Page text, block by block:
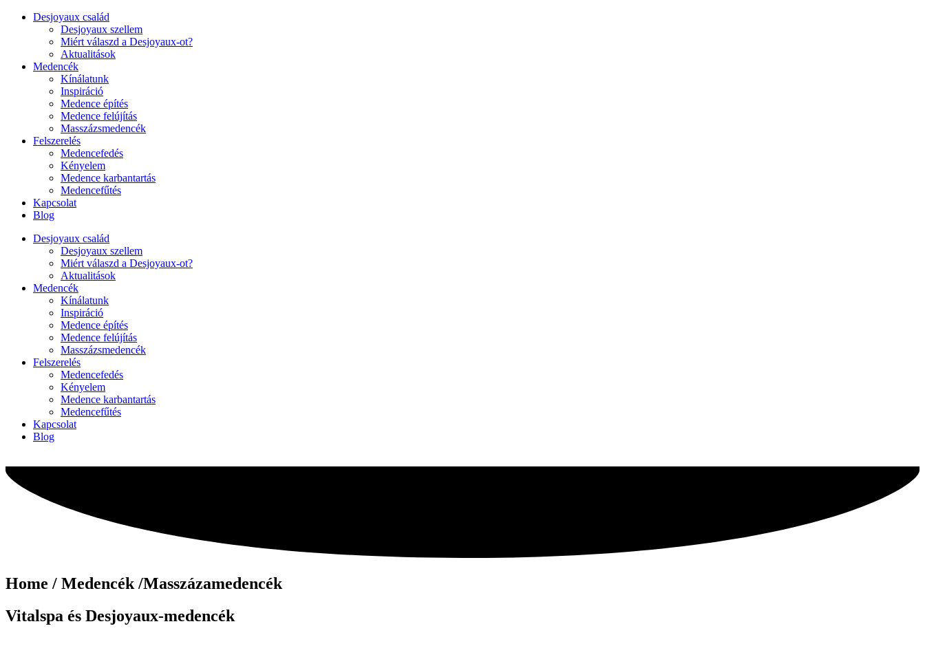
Desjoyaux család
Desjoyaux szellem
Miért válaszd a Desjoyaux-ot?
Aktualitások
Medencék
Kínálatunk
Inspiráció
Medence építés
Medence felújítás
Masszázsmedencék
Felszerelés
Medencefedés
Kényelem
Medence karbantartás
Medencefűtés
Kapcsolat
Blog
Desjoyaux család
Desjoyaux szellem
Miért válaszd a Desjoyaux-ot?
Aktualitások
Medencék
Kínálatunk
Inspiráció
Medence építés
Medence felújítás
Masszázsmedencék
Felszerelés
Medencefedés
Kényelem
Medence karbantartás
Medencefűtés
Kapcsolat
Blog
Home / Medencék /Masszázamedencék
Vitalspa és Desjoyaux-medencék